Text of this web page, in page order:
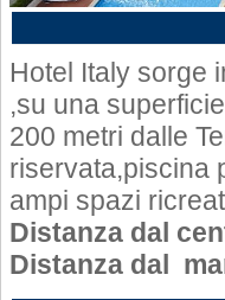
Hotel Italy sorge
,su una
200 metri dalle
riservata,piscina
ampi spazi
Distanza dal
Distanza dal